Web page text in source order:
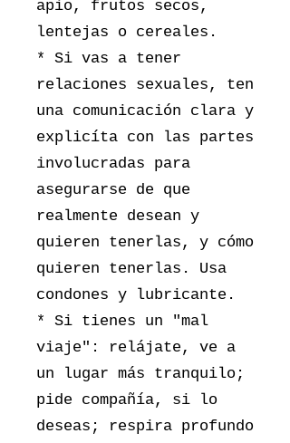
apio, frutos secos,
lentejas o cereales.
* Si vas a tener
relaciones sexuales, ten
una comunicación clara y
explicíta con las partes
involucradas para
asegurarse de que
realmente desean y
quieren tenerlas, y cómo
quieren tenerlas. Usa
condones y lubricante.
* Si tienes un "mal
viaje": relájate, ve a
un lugar más tranquilo;
pide compañía, si lo
deseas; respira profundo